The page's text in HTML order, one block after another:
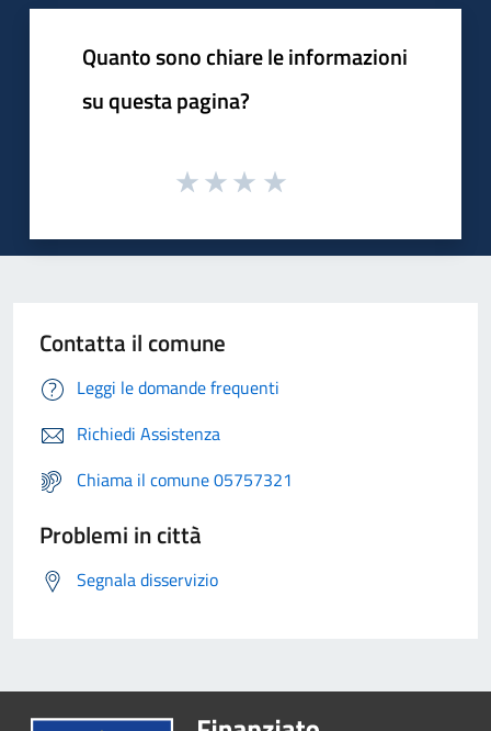
Quanto sono chiare le informazioni
su questa pagina?
Contatta il comune
Leggi le domande frequenti
Richiedi Assistenza
Chiama il comune 05757321
Problemi in città
Segnala disservizio